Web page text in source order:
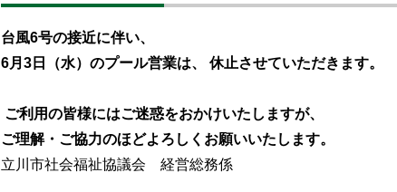
台風6号の接近に伴い、
6月3日（水）のプール営業は、 休止させていただきます。
ご利用の皆様にはご迷惑をおかけいたしますが、
ご理解・ご協力のほどよろしくお願いいたします。
立川市社会福祉協議会 経営総務係